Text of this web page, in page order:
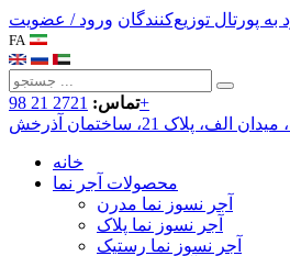
به پورتال توزیع‌کنندگان ورود / عضویت
FA
تماس:2721 21 98+
پلاک 21، ساختمان آذرخش
خانه
محصولات آجر نما
آجر نسوز نما مدرن
آجر نسوز نما پلاک
آجر نسوز نما رستیک